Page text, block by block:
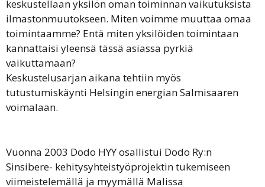
keskustellaan yksilön oman toiminnan vaikutuksista
ilmastonmuutokseen. Miten voimme muuttaa omaa
toimintaamme? Entä miten yksilöiden toimintaan
kannattaisi yleensä tässä asiassa pyrkiä
vaikuttamaan?
Keskustelusarjan aikana tehtiin myös
tutustumiskäynti Helsingin energian Salmisaaren
voimalaan.
Vuonna 2003 Dodo HYY osallistui Dodo Ry:n
Sinsibere- kehitysyhteistyöprojektin tukemiseen
viimeistelemällä ja myymällä Malissa